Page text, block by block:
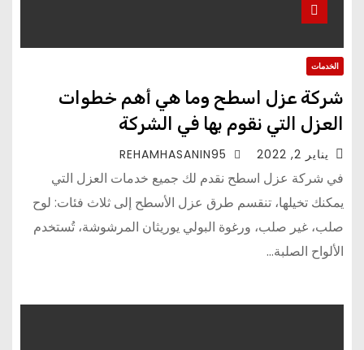
الخدمات
شركة عزل اسطح وما هي أهم خطوات
العزل التي نقوم بها في الشركة
يناير 2, 2022
في شركة عزل اسطح نقدم لك جميع خدمات العزل التي
يمكنك تخيلها، تنقسم طرق عزل الأسطح إلى ثلاث فئات: لوح
صلب، غير صلب، ورغوة البولي يوريثان المرشوشة، تُستخدم
الألواح الصلبة…